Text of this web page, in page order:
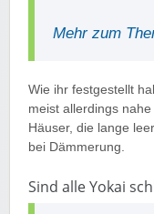
Mehr zum
Wie ihr festgestellt
meist allerdings
Häuser, die lange
bei Dämmerung.
Sind alle Yokai